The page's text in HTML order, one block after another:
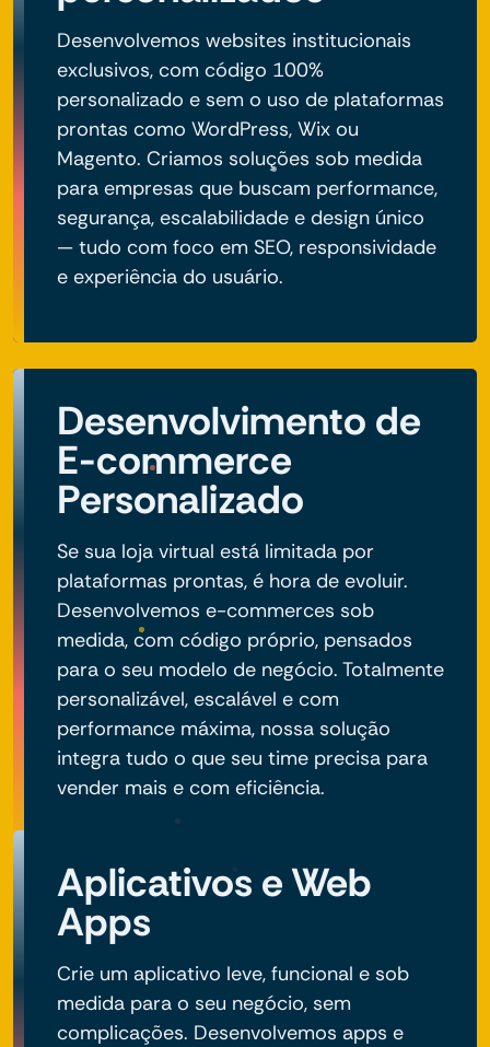
Desenvolvemos websites institucionais
exclusivos, com código 100%
personalizado e sem o uso de plataformas
prontas como WordPress, Wix ou
Magento. Criamos soluções sob medida
para empresas que buscam performance,
segurança, escalabilidade e design único
— tudo com foco em SEO, responsividade
e experiência do usuário.
Desenvolvimento de
E-commerce
Personalizado
Se sua loja virtual está limitada por
plataformas prontas, é hora de evoluir.
Desenvolvemos e-commerces sob
medida, com código próprio, pensados
para o seu modelo de negócio. Totalmente
personalizável, escalável e com
performance máxima, nossa solução
integra tudo o que seu time precisa para
vender mais e com eficiência.
Aplicativos e Web
Apps
Crie um aplicativo leve, funcional e sob
medida para o seu negócio, sem
complicações. Desenvolvemos apps e